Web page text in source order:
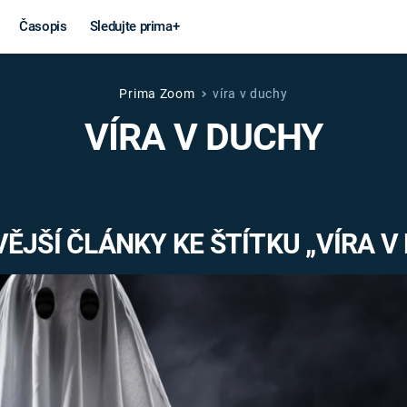
Časopis Sledujte prima+
Věda a
technika
MARS
VÁLEČNÉ
Záhady a
Prima Zoom víra v duchy
VÍRA V DUCHY
ČLÁNKY KE ŠTÍTKU „VÍRA V